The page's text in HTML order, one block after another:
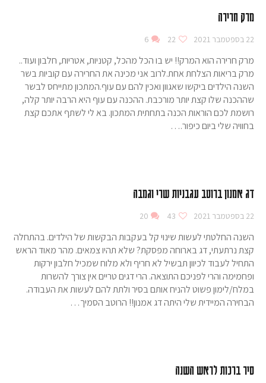
מרק חרירה
22 בספטמבר 2021 22
6
מרק חרירה הוא המרק!! יש בו הכל מהכל, קטניות, אטריות, חלבון ועוד..
מרק בריאות הצלחת אחת.לרוב אני מכינה את החרירה עם קוביות בשר
השנה הילדים ביקשו שאגוון ואכין להם עם עוף.המתכון מתייחס לבשר
שההכנה שלו קצת יותר מורכבת. ההכנה עם עוף היא הרבה יותר קלה,
רושמת לכם הוראות הכנה בתחתית המתכון. בא לי לשתף אתכם קצת
בחוויה שלי ביום כיפור.…
דג אמנון ברוטב עגבניות שרי וגמבה
22 בספטמבר 2021 43
20
השנה החלטתי לעשות שינוי קל בעקבות הבקשות של הילדים. בהתחלה
קצת נרתעתי, דג בארוחה מפסקת? שלא תהיו צמאים. מהר מאוד הראש
התחיל לעבוד לכיוון תבשיל לא חריף ולא מלוח שמכיל חלבון ירקות
ופחמימה והרי לפניכם התוצאה. הרי דגים טריים אין צורך להשרות
במלח/לימון פשוט להניח אותם בסיר ולתת להם לעשות את העבודה.
הבחירה המיידית שלי היתה דג אמנון!! הרוטב הסמיך…
סיר ברכות לראש השנה